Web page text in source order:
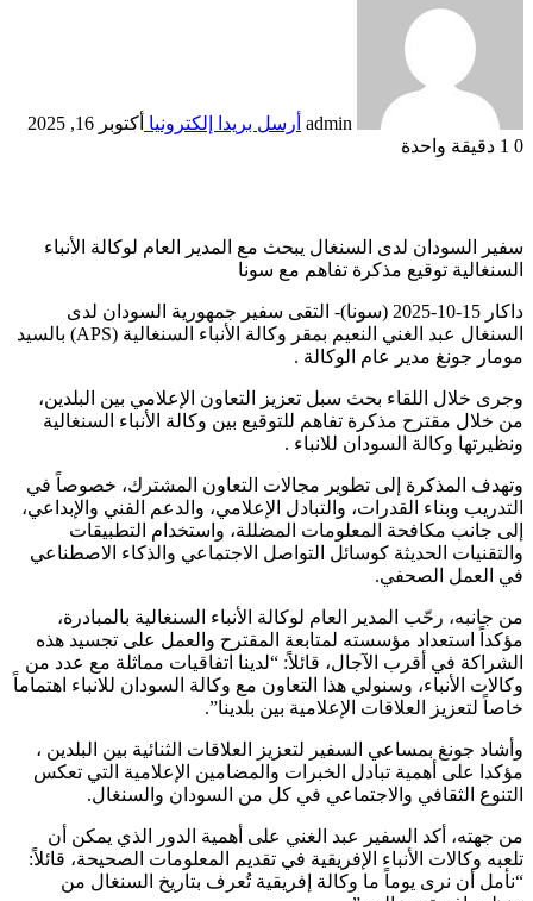
admin أرسل بريدا إلكترونيا أكتوبر 16, 2025
0
دقيقة واحدة
سفير السودان لدى السنغال يبحث مع المدير العام لوكالة الأنباء
السنغالية توقيع مذكرة تفاهم مع سونا
داكار 15-10-2025 (سونا)- التقى سفير جمهورية السودان لدى
السنغال عبد الغني النعيم بمقر وكالة الأنباء السنغالية (APS) بالسيد
مومار جونغ مدير عام الوكالة .
وجرى خلال اللقاء بحث سبل تعزيز التعاون الإعلامي بين البلدين،
من خلال مقترح مذكرة تفاهم للتوقيع بين وكالة الأنباء السنغالية
ونظيرتها وكالة السودان للانباء .
وتهدف المذكرة إلى تطوير مجالات التعاون المشترك، خصوصاً في
التدريب وبناء القدرات، والتبادل الإعلامي، والدعم الفني والإبداعي،
إلى جانب مكافحة المعلومات المضللة، واستخدام التطبيقات
والتقنيات الحديثة كوسائل التواصل الاجتماعي والذكاء الاصطناعي
في العمل الصحفي.
من جانبه، رحّب المدير العام لوكالة الأنباء السنغالية بالمبادرة،
مؤكداً استعداد مؤسسته لمتابعة المقترح والعمل على تجسيد هذه
الشراكة في أقرب الآجال، قائلاً: “لدينا اتفاقيات مماثلة مع عدد من
وكالات الأنباء، وسنولي هذا التعاون مع وكالة السودان للانباء اهتماماً
خاصاً لتعزيز العلاقات الإعلامية بين بلدينا”.
وأشاد جونغ بمساعي السفير لتعزيز العلاقات الثنائية بين البلدين ،
مؤكدا على أهمية تبادل الخبرات والمضامين الإعلامية التي تعكس
التنوع الثقافي والاجتماعي في كل من السودان والسنغال.
من جهته، أكد السفير عبد الغني على أهمية الدور الذي يمكن أن
تلعبه وكالات الأنباء الإفريقية في تقديم المعلومات الصحيحة، قائلاً:
“نأمل أن نرى يوماً ما وكالة إفريقية تُعرف بتاريخ السنغال من